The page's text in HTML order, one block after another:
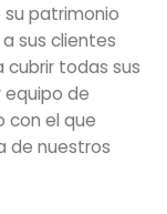
patrimonio
sus clientes
cubrir todas sus
de
con el que
de nuestros